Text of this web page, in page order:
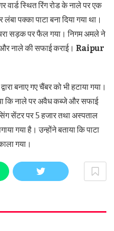
वार्ड स्थित रिंग रोड के नाले पर एक
लंबा पक्का पाटा बना दिया गया था।
सड़क पर फैल गया। निगम अमले ने
और नाले की सफाई कराई। Raipur
बनाए गए चैंबर को भी हटाया गया।
कि नाले पर अवैध कब्जे और सफाई
सेंटर पर 5 हजार तथा अस्पताल
गया है। उन्होंने बताया कि पाटा
गया।